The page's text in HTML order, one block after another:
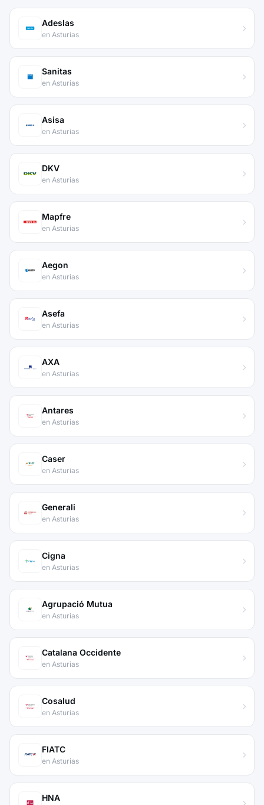
Adeslas
en Asturias
Sanitas
en Asturias
Asisa
en Asturias
DKV
en Asturias
Mapfre
en Asturias
Aegon
en Asturias
Asefa
en Asturias
AXA
en Asturias
Antares
en Asturias
Caser
en Asturias
Generali
en Asturias
Cigna
en Asturias
Agrupació Mutua
en Asturias
Catalana Occidente
en Asturias
Cosalud
en Asturias
FIATC
en Asturias
HNA